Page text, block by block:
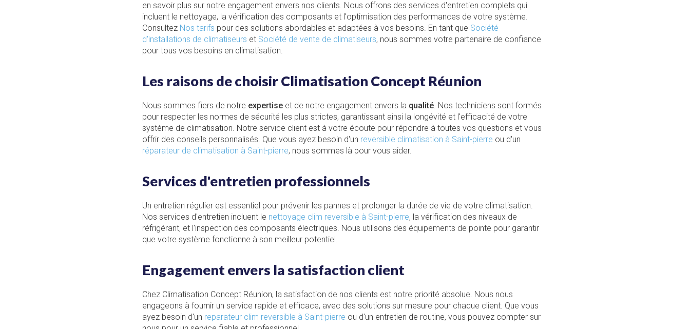
en savoir plus sur notre engagement envers nos clients. Nous offrons des services d'entretien complets qui
incluent le nettoyage, la vérification des composants et l'optimisation des performances de votre système.
Consultez Nos tarifs pour des solutions abordables et adaptées à vos besoins. En tant que Société
d'installations de climatiseurs et Société de vente de climatiseurs, nous sommes votre partenaire de confiance
pour tous vos besoins en climatisation.
Les raisons de choisir Climatisation Concept Réunion
Nous sommes fiers de notre expertise et de notre engagement envers la qualité. Nos techniciens sont formés
pour respecter les normes de sécurité les plus strictes, garantissant ainsi la longévité et l'efficacité de votre
système de climatisation. Notre service client est à votre écoute pour répondre à toutes vos questions et vous
offrir des conseils personnalisés. Que vous ayez besoin d'un reversible climatisation à Saint-pierre ou d'un
réparateur de climatisation à Saint-pierre, nous sommes là pour vous aider.
Services d'entretien professionnels
Un entretien régulier est essentiel pour prévenir les pannes et prolonger la durée de vie de votre climatisation.
Nos services d'entretien incluent le nettoyage clim reversible à Saint-pierre, la vérification des niveaux de
réfrigérant, et l'inspection des composants électriques. Nous utilisons des équipements de pointe pour garantir
que votre système fonctionne à son meilleur potentiel.
Engagement envers la satisfaction client
Chez Climatisation Concept Réunion, la satisfaction de nos clients est notre priorité absolue. Nous nous
engageons à fournir un service rapide et efficace, avec des solutions sur mesure pour chaque client. Que vous
ayez besoin d'un reparateur clim reversible à Saint-pierre ou d'un entretien de routine, vous pouvez compter sur